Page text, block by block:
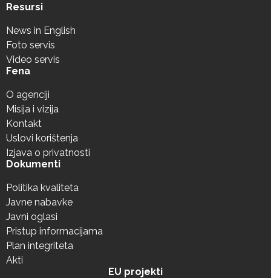
Resursi
News in English
Foto servis
Video servis
Fena
O agenciji
Misija i vizija
Kontakt
Uslovi korištenja
Izjava o privatnosti
Dokumenti
Politika kvaliteta
Javne nabavke
Javni oglasi
Pristup informacijama
Plan integriteta
Akti
EU projekti